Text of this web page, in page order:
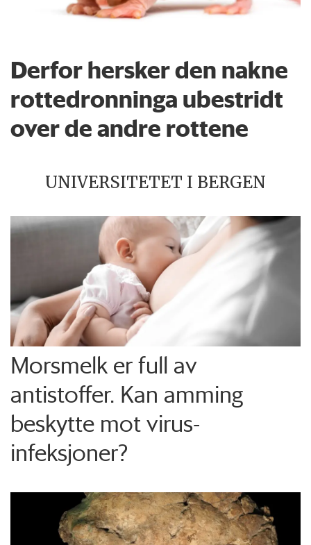
Derfor hersker den nakne
rottedronninga ubestridt
over de andre rottene
UNIVERSITETET I BERGEN
Morsmelk er full av
antistoffer. Kan amming
beskytte mot virus-
infeksjoner?